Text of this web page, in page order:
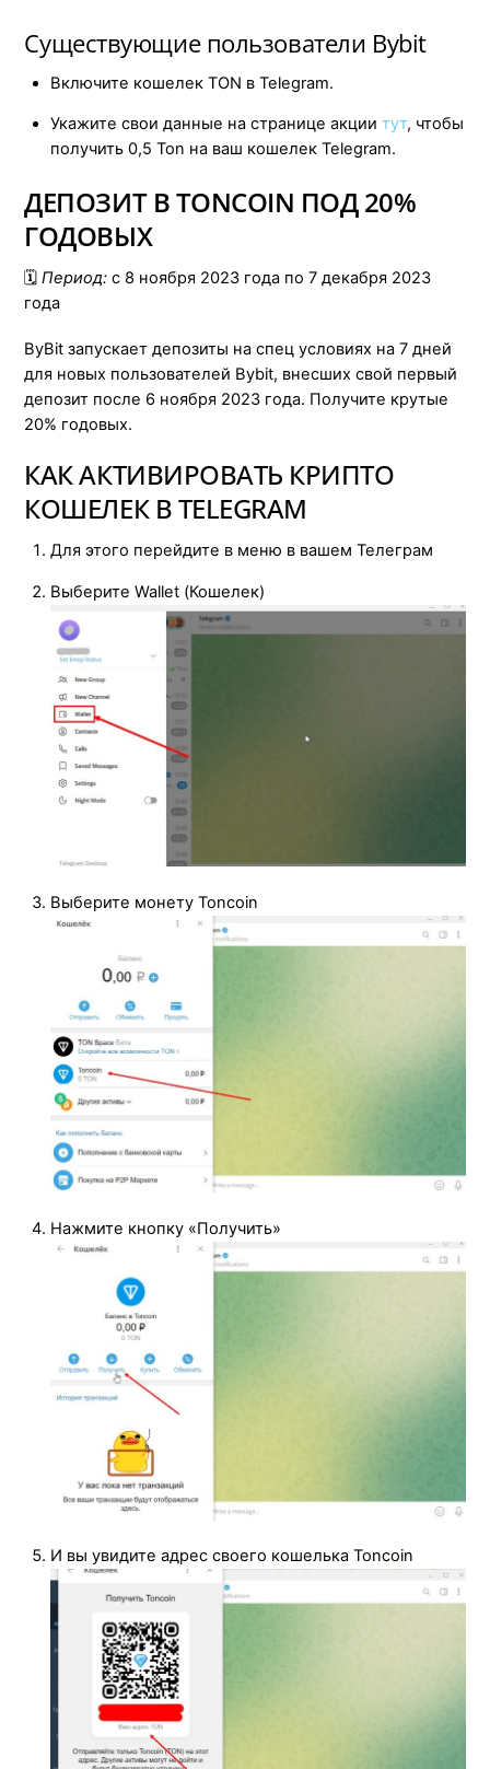
Существующие пользователи Bybit
Включите кошелек TON в Telegram.
Укажите свои данные на странице акции тут, чтобы
получить 0,5 Ton на ваш кошелек Telegram.
ДЕПОЗИТ В TONCOIN ПОД 20%
ГОДОВЫХ
🗓️Период: с 8 ноября 2023 года по 7 декабря 2023
года
ByBit запускает депозиты на спец условиях на 7 дней
для новых пользователей Bybit, внесших свой первый
депозит после 6 ноября 2023 года. Получите крутые
20% годовых.
КАК АКТИВИРОВАТЬ КРИПТО
КОШЕЛЕК В TELEGRAM
Для этого перейдите в меню в вашем Телеграм
Выберите Wallet (Кошелек)
Выберите монету Toncoin
Нажмите кнопку «Получить»
И вы увидите адрес своего кошелька Toncoin